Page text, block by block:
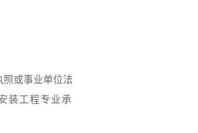
或事业单位法
装工程专业承